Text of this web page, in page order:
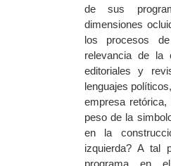
de sus
dimensiones
los procesos
relevancia de la
editoriales y
lenguajes
empresa retórica,
peso de la
en la
izquierda? A tal
programa en